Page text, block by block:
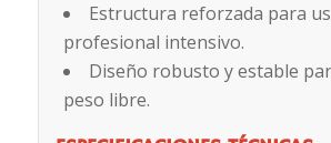
Estructura reforzada para
profesional intensivo.
Diseño robusto y estable
peso libre.